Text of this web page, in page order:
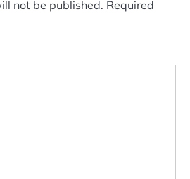
not be published. Required